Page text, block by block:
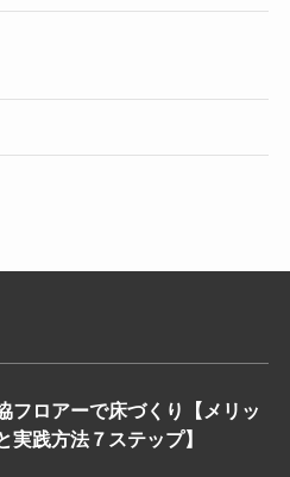
フロアーで床づくり【メリッ
実践方法７ステップ】